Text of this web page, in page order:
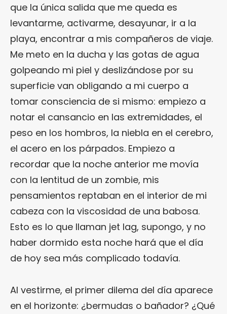
que la única salida que me queda es
levantarme, activarme, desayunar, ir a la
playa, encontrar a mis compañeros de viaje.
Me meto en la ducha y las gotas de agua
golpeando mi piel y deslizándose por su
superficie van obligando a mi cuerpo a
tomar consciencia de si mismo: empiezo a
notar el cansancio en las extremidades, el
peso en los hombros, la niebla en el cerebro,
el acero en los párpados. Empiezo a
recordar que la noche anterior me movía
con la lentitud de un zombie, mis
pensamientos reptaban en el interior de mi
cabeza con la viscosidad de una babosa.
Esto es lo que llaman jet lag, supongo, y no
haber dormido esta noche hará que el día
de hoy sea más complicado todavía.
Al vestirme, el primer dilema del día aparece
en el horizonte: ¿bermudas o bañador? ¿Qué